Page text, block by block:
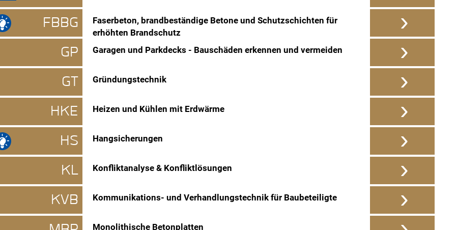
FBBG
Faserbeton, brandbeständige Betone und Schutzschichten für
erhöhten Brandschutz
›
GP Garagen und Parkdecks - Bauschäden erkennen und vermeiden ›
GT Gründungstechnik ›
HKE Heizen und Kühlen mit Erdwärme ›
HS Hangsicherungen ›
KL Konfliktanalyse & Konfliktlösungen ›
KVB Kommunikations- und Verhandlungstechnik für Baubeteiligte ›
Monolithische Betonplatten